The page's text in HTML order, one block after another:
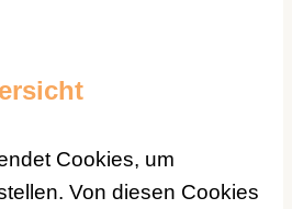
Cookies, um
Von diesen Cookies